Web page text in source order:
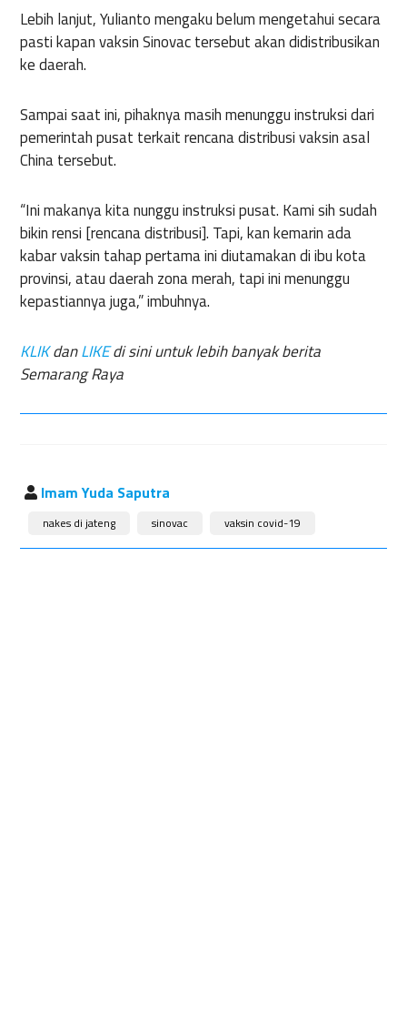
Lebih lanjut, Yulianto mengaku belum mengetahui secara
pasti kapan vaksin Sinovac tersebut akan didistribusikan
ke daerah.
Sampai saat ini, pihaknya masih menunggu instruksi dari
pemerintah pusat terkait rencana distribusi vaksin asal
China tersebut.
“Ini makanya kita nunggu instruksi pusat. Kami sih sudah
bikin rensi [rencana distribusi]. Tapi, kan kemarin ada
kabar vaksin tahap pertama ini diutamakan di ibu kota
provinsi, atau daerah zona merah, tapi ini menunggu
kepastiannya juga,” imbuhnya.
KLIKdanLIKEdi sini untuk lebih banyak berita
Semarang Raya
Imam Yuda Saputra
nakes di jateng sinovac vaksin covid-19